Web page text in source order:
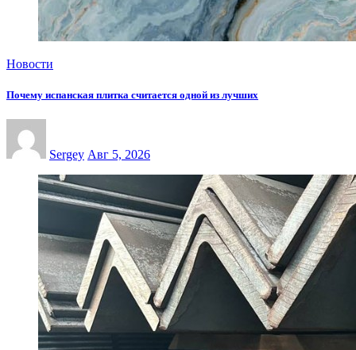
Новости
Почему испанская плитка считается одной из лучших
Sergey Авг 5, 2026